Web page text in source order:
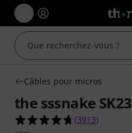
Câbles pour micros
the sssnake
4.7 étoiles sur
(3913)